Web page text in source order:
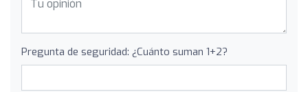
Pregunta de seguridad: ¿Cuánto suman 1+2?